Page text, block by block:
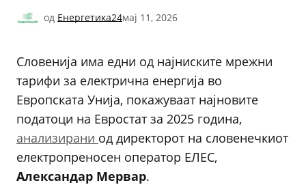
од Енергетика24мај 11, 2026
Словенија има едни од најниските мрежни
тарифи за електрична енергија во
Европската Унија, покажуваат најновите
податоци на Евростат за 2025 година,
анализирани од директорот на словенечкиот
електропреносен оператор ЕЛЕС,
Александар Мервар.